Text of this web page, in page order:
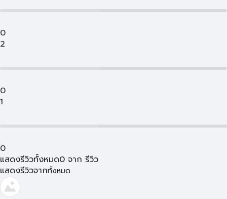
0
2
0
1
0
แสดงรีวิวทั้งหมด0 จาก รีวิว
แสดงรีวิวจากทั้งหมด